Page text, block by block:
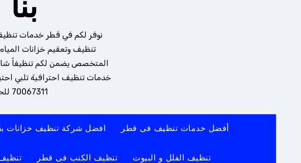
بنا 70067311
نوفر لكم في قطر خدمات تنظيف
تنظيف وتعقيم خزانات
المتخصص يضمن لكم تنظيفاً
خدمات تنظيف احترافية تلبي
70067311 للحصول على تجربة تنظيف مميزة في قطر.
أفضل خدمات تنظيف فى قطر افضل شركة تنظيف خزانات
تنظيف الفلل و البيوت تنظيف الكنب فى قطر